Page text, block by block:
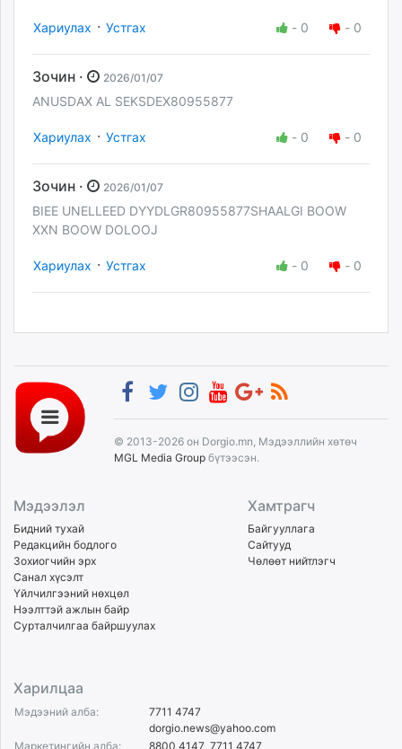
Хариулах · Устгах - 0 - 0
Зочин · 2026/01/07
ANUSDAX AL SEKSDEX80955877
Хариулах · Устгах - 0 - 0
Зочин · 2026/01/07
BIEE UNELLEED DYYDLGR80955877SHAALGI BOOW
XXN BOOW DOLOOJ
Хариулах · Устгах - 0 - 0
© 2013-2026 он Dorgio.mn, Мэдээллийн хөтөч
MGL Media Group бүтээсэн.
Мэдээлэл
Бидний тухай
Редакцийн бодлого
Зохиогчийн эрх
Санал хүсэлт
Үйлчилгээний нөхцөл
Нээлттэй ажлын байр
Сурталчилгаа байршуулах
Хамтрагч
Байгууллага
Сайтууд
Чөлөөт нийтлэгч
Харилцаа
Мэдээний алба:
7711 4747
dorgio.news@yahoo.com
Маркетингийн алба:
8800 4147 7711 4747